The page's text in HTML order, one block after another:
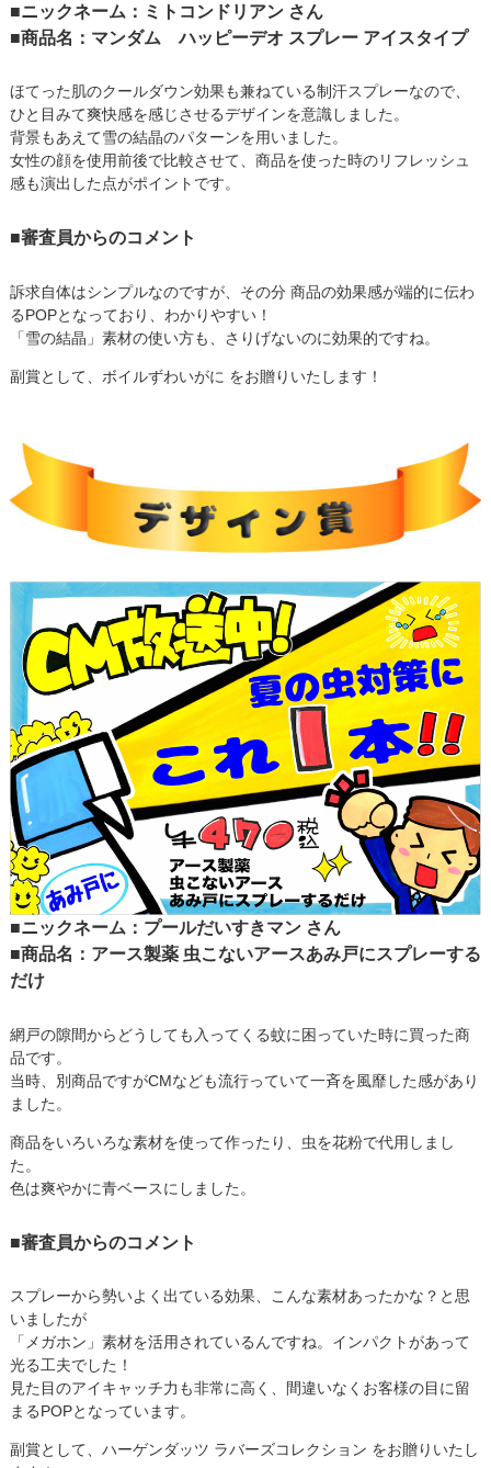
■ニックネーム：ミトコンドリアン さん
■商品名：マンダム ハッピーデオ スプレー アイスタイプ
ほてった肌のクールダウン効果も兼ねている制汗スプレーなので、
ひと目みて爽快感を感じさせるデザインを意識しました。
背景もあえて雪の結晶のパターンを用いました。
女性の顔を使用前後で比較させて、商品を使った時のリフレッシュ
感も演出した点がポイントです。
■審査員からのコメント
訴求自体はシンプルなのですが、その分 商品の効果感が端的に伝わ
るPOPとなっており、わかりやすい！
「雪の結晶」素材の使い方も、さりげないのに効果的ですね。
副賞として、ボイルずわいがに をお贈りいたします！
■ニックネーム：プールだいすきマン さん
■商品名：アース製薬 虫こないアースあみ戸にスプレーする
だけ
網戸の隙間からどうしても入ってくる蚊に困っていた時に買った商
品です。
当時、別商品ですがCMなども流行っていて一斉を風靡した感があり
ました。
商品をいろいろな素材を使って作ったり、虫を花粉で代用しまし
た。
色は爽やかに青ベースにしました。
■審査員からのコメント
スプレーから勢いよく出ている効果、こんな素材あったかな？と思
いましたが
「メガホン」素材を活用されているんですね。インパクトがあって
光る工夫でした！
見た目のアイキャッチ力も非常に高く、間違いなくお客様の目に留
まるPOPとなっています。
副賞として、ハーゲンダッツ ラバーズコレクション をお贈りいたし